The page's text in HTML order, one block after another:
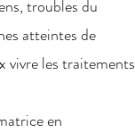
troubles du
atteintes de
vivre les traitements
en